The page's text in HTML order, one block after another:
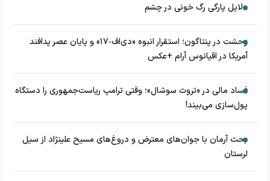
دلایل پارگی رگ خونی در چشم
وحشت در پنتاگون؛ استقرار انبوه «دی‌اف‑۱۷» و پایان عصر پدافند
آمریکا در اقیانوس آرام +عکس
فساد مالی در «تروث سوشال»؛ وقتی ترامپ ریاست‌جمهوری را دستگاه
پول‌سازی می‌بیند!
بحث آرمان با جوان‌های معترض و دروغ‌های مسیح علینژاد از سیل
لرستان